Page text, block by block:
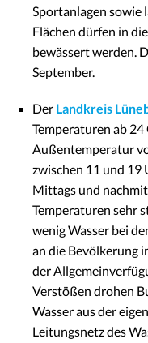
Sportanlagen
Flächen dürfen in
bewässert werden.
September.
Der Landkreis
Temperaturen ab
Außentemperatur
zwischen 11 und 19
Mittags und
Temperaturen sehr
wenig Wasser bei
an die Bevölkerung
der
Verstößen drohen
Wasser aus der
Leitungsnetz des